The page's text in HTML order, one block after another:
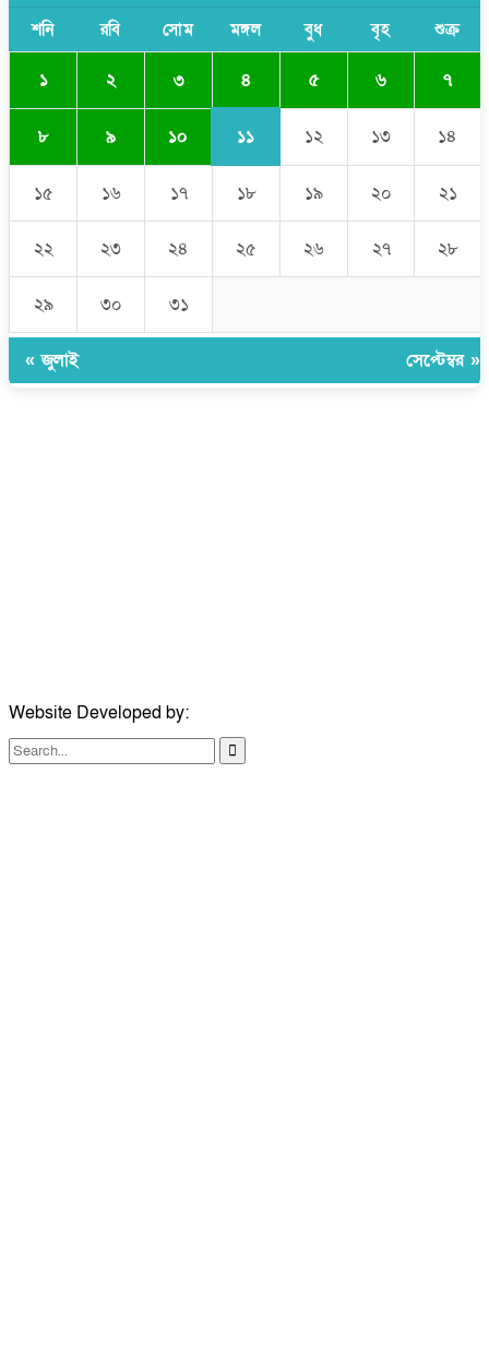
শনি রবি সোম মঙ্গল বুধ বৃহ শুক্র
১ ২ ৩ ৪ ৫ ৬ ৭
৮ ৯ ১০ ১১ ১২ ১৩ ১৪
১৫ ১৬ ১৭ ১৮ ১৯ ২০ ২১
২২ ২৩ ২৪ ২৫ ২৬ ২৭ ২৮
২৯ ৩০ ৩১
« জুলাই সেপ্টেম্বর »
Website Developed by: